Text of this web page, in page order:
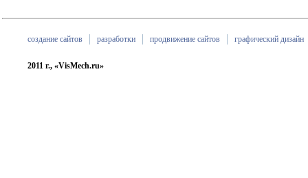
создание сайтов разработки продвижение сайтов графический дизайн
2011 г., «VisMech.ru»